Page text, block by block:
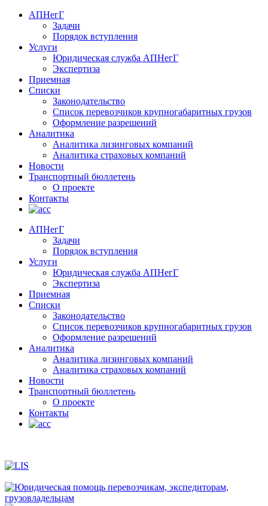
АПНегГ
Задачи
Порядок вступления
Услуги
Юридическая служба АПНегГ
Экспертиза
Приемная
Списки
Законодательство
Список перевозчиков крупногабаритных грузов
Оформление разрешений
Аналитика
Аналитика лизинговых компаний
Aналитика страховых компаний
Новости
Транспортный бюллетень
О проекте
Контакты
АПНегГ
Задачи
Порядок вступления
Услуги
Юридическая служба АПНегГ
Экспертиза
Приемная
Списки
Законодательство
Список перевозчиков крупногабаритных грузов
Оформление разрешений
Аналитика
Аналитика лизинговых компаний
Aналитика страховых компаний
Новости
Транспортный бюллетень
О проекте
Контакты